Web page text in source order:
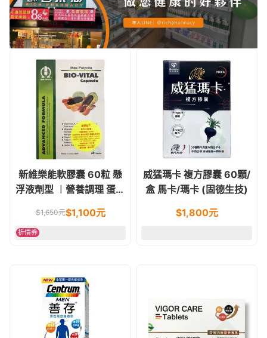
新維樂能軟膠囊 60粒 懸
浮液劑型 ︱營養調理 蛋奶
$1,650元$1,100元
折價券
威猛瑪卡 複方膠囊 60顆/
盒 馬卡/瑪卡 (固德生技)
$1,800元